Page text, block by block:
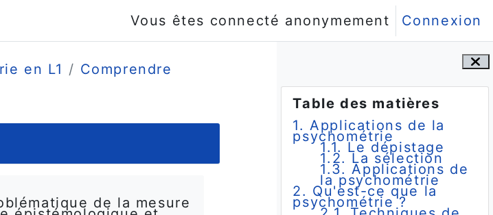
Vous êtes connecté anonymement Connexion
Blocs
Passer Table des matières
Table des matières
1. Applications de la
psychométrie
1.1. Le dépistage
1.2. La sélection
1.3. Applications de
la psychométrie
2. Qu'est-ce que la
psychométrie ?
en L1 Comprendre
de la mesure